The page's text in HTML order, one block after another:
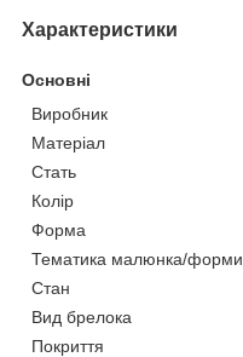
Характеристики
Основні
Виробник
Матеріал
Стать
Колір
Форма
Тематика малюнка/форми
Стан
Вид брелока
Покриття